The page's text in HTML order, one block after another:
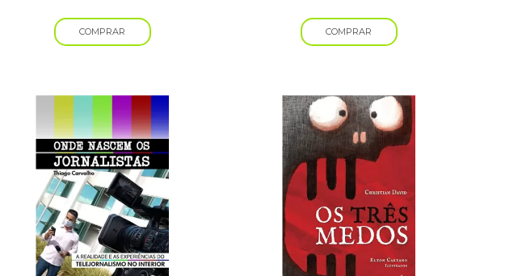
COMPRAR COMPRAR